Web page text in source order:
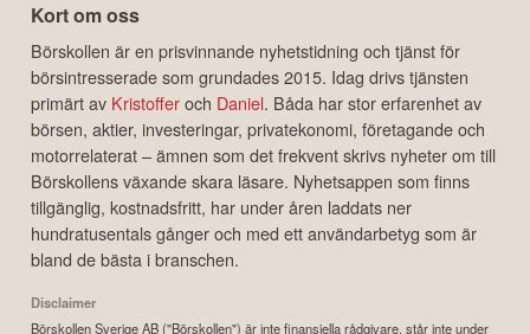
Kort om oss
Börskollen är en prisvinnande nyhetstidning och tjänst för
börsintresserade som grundades 2015. Idag drivs tjänsten
primärt av Kristofferoch Daniel. Båda har stor erfarenhet av
börsen, aktier, investeringar, privatekonomi, företagande och
motorrelaterat – ämnen som det frekvent skrivs nyheter om till
Börskollens växande skara läsare. Nyhetsappen som finns
tillgänglig, kostnadsfritt, har under åren laddats ner
hundratusentals gånger och med ett användarbetyg som är
bland de bästa i branschen.
Disclaimer
Börskollen Sverige AB ("Börskollen") är inte finansiella rådgivare, står inte under